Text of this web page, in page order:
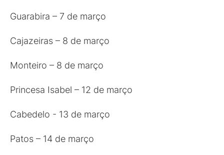
Guarabira – 7 de março
Cajazeiras – 8 de março
Monteiro – 8 de março
Princesa Isabel – 12 de março
Cabedelo - 13 de março
Patos – 14 de março